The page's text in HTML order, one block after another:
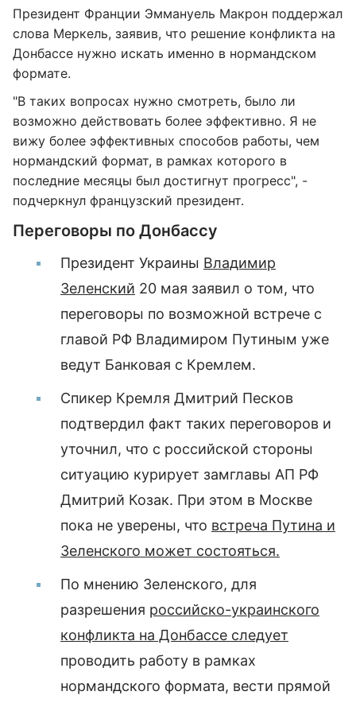
Президент Франции Эммануель Макрон поддержал
слова Меркель, заявив, что решение конфликта на
Донбассе нужно искать именно в нормандском
формате.
"В таких вопросах нужно смотреть, было ли
возможно действовать более эффективно. Я не
вижу более эффективных способов работы, чем
нормандский формат, в рамках которого в
последние месяцы был достигнут прогресс", -
подчеркнул французский президент.
Переговоры по Донбассу
Президент Украины Владимир
Зеленский 20 мая заявил о том, что
переговоры по возможной встрече с
главой РФ Владимиром Путиным уже
ведут Банковая с Кремлем.
Спикер Кремля Дмитрий Песков
подтвердил факт таких переговоров и
уточнил, что с российской стороны
ситуацию курирует замглавы АП РФ
Дмитрий Козак. При этом в Москве
пока не уверены, что встреча Путина и
Зеленского может состояться.
По мнению Зеленского, для
разрешения российско-украинского
конфликта на Донбассе следует
проводить работу в рамках
нормандского формата, вести прямой